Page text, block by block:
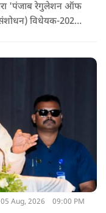
'पंजाब रेगुलेशन ऑफ
विधेयक-2026'
05 Aug, 2026 09:00 PM